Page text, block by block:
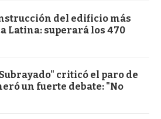
del edificio más
Latina: superará los 470
criticó el paro de
un fuerte debate: "No